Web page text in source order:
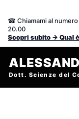
contenuto
☎ Chiamami al
20.00
Scopri subito -> Qual
Dott. Scienze del